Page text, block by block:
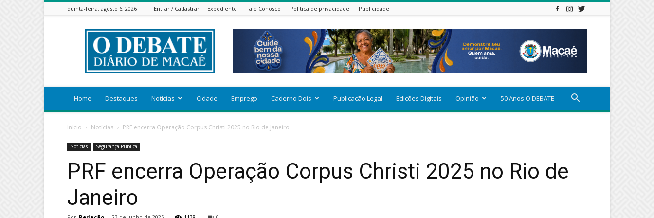
quinta-feira, agosto 6, 2026 Entrar / Cadastrar Expediente Fale Conosco Política de privacidade Publicidade
ODEBATEON
Home Destaques Notícias Cidade Emprego Caderno Dois Publicação Legal Edições Digitais Opinião 50 Anos O DEBATE
Início Notícias PRF encerra Operação Corpus Christi 2025 no Rio de Janeiro
Notícias Segurança Pública
PRF encerra Operação Corpus Christi 2025 no Rio de
Janeiro